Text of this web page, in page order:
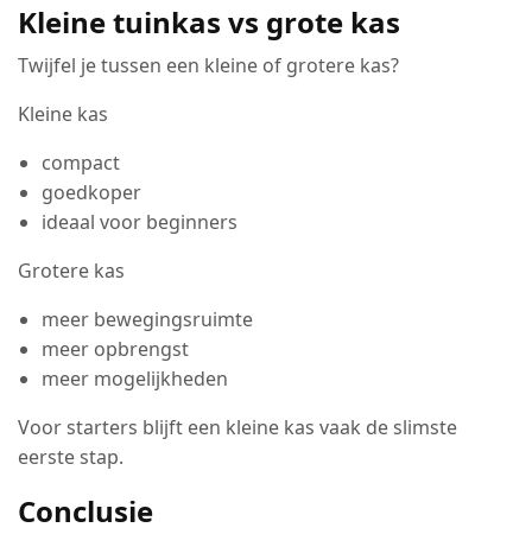
Kleine tuinkas vs grote kas
Twijfel je tussen een kleine of grotere kas?
Kleine kas
compact
goedkoper
ideaal voor beginners
Grotere kas
meer bewegingsruimte
meer opbrengst
meer mogelijkheden
Voor starters blijft een kleine kas vaak de slimste
eerste stap.
Conclusie